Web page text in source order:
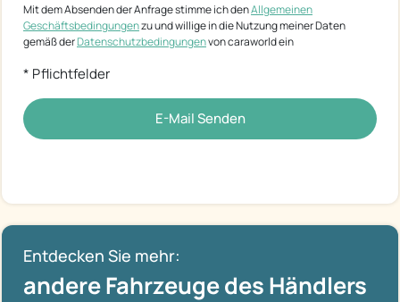
Mit dem Absenden der Anfrage stimme ich denAllgemeinen
Geschäftsbedingungenzu und willige in die Nutzung meiner Daten
gemäß derDatenschutzbedingungenvon caraworld ein
* Pflichtfelder
E-Mail Senden
Entdecken Sie mehr:
andere Fahrzeuge des Händlers